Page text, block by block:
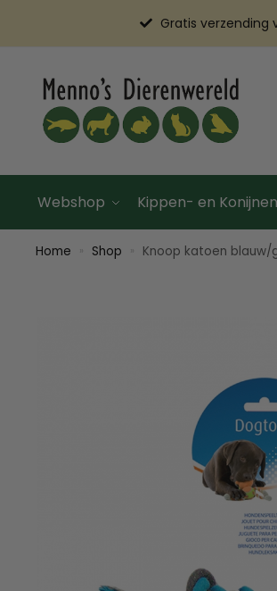
Gratis
Webshop Kippen- en
Home Shop Knoop katoen blauw/